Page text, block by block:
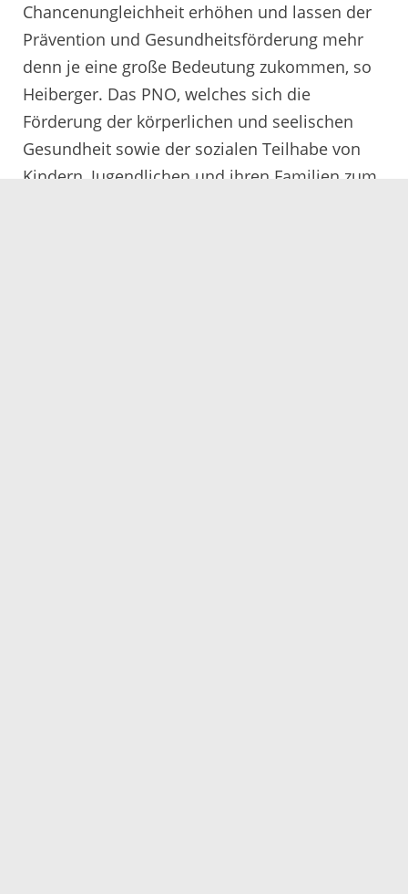
Chancenungleichheit erhöhen und lassen der
Prävention und Gesundheitsförderung mehr
denn je eine große Bedeutung zukommen, so
Heiberger. Das PNO, welches sich die
Förderung der körperlichen und seelischen
Gesundheit sowie der sozialen Teilhabe von
Kindern, Jugendlichen und ihren Familien zum